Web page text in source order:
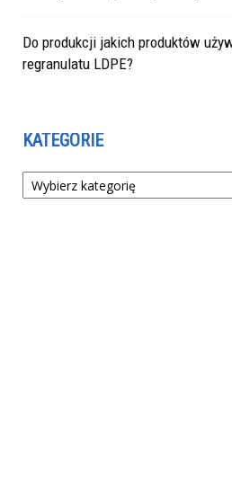
Do produkcji jakich produktów
regranulatu LDPE?
KATEGORIE
Kategorie